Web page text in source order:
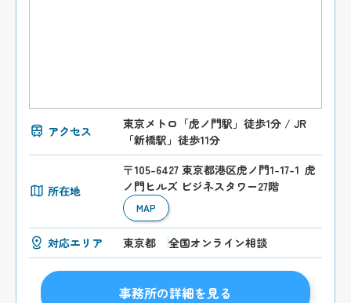
アクセス
東京メトロ「虎ノ門駅」徒歩1分 / JR
「新橋駅」徒歩11分
所在地
〒105-6427 東京都港区虎ノ門1-17-1 虎
ノ門ヒルズ ビジネスタワー27階
MAP
対応エリア 東京都 全国オンライン相談
事務所の詳細を見る